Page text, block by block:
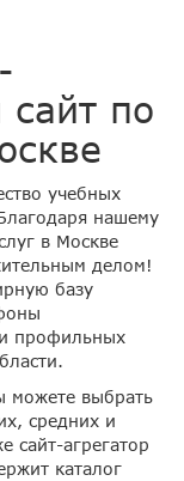
по
учебных
нашему
в Москве
делом!
базу
профильных
можете выбрать
средних и
сайт-агрегатор
каталог